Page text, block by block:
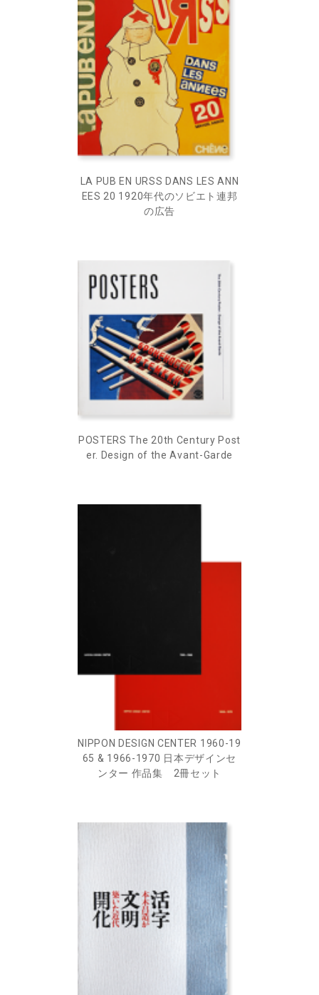
LA PUB EN URSS DANS LES ANN
EES 20 1920年代のソビエト連邦
の広告
POSTERS The 20th Century Post
er. Design of the Avant-Garde
NIPPON DESIGN CENTER 1960-19
65 & 1966-1970 日本デザインセ
ンター 作品集 2冊セット